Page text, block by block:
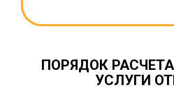
ПОРЯДОК
УСЛУГИ